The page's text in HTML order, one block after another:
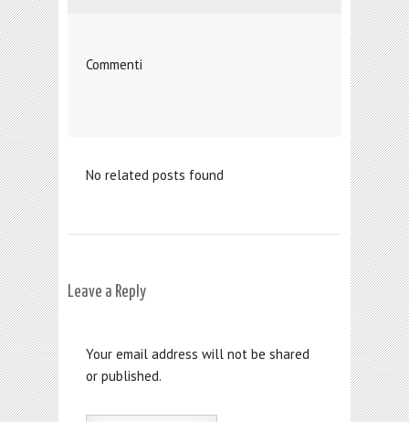
Commenti
No related posts found
Leave a Reply
Your email address will not be shared
or published.